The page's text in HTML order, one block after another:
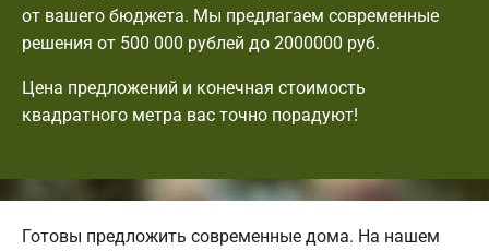
от вашего бюджета. Мы предлагаем современные
решения от 500 000 рублей до 2000000 руб.
Цена предложений и конечная стоимость
квадратного метра вас точно порадуют!
Готовы предложить современные дома. На нашем